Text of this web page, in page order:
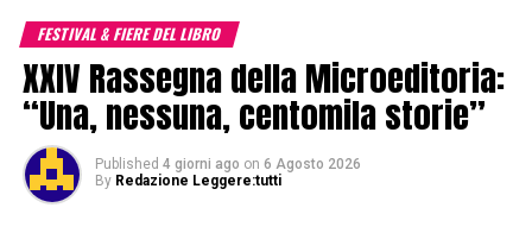
FESTIVAL & FIERE DEL LIBRO
XXIV Rassegna della Microeditoria:
“Una, nessuna, centomila storie”
Published 4 giorni ago on 6 Agosto 2026
By Redazione Leggere:tutti